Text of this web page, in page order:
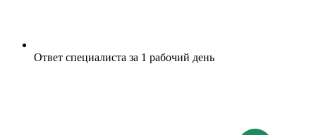
Ответ специалиста за 1 рабочий день